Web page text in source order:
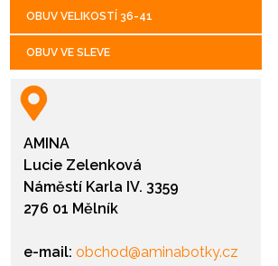
OBUV VELIKOSTÍ 36-41
OBUV VE SLEVE
AMINA
Lucie Zelenková
Náměstí Karla IV. 3359
276 01 Mělník
e-mail: obchod@aminabotky.cz